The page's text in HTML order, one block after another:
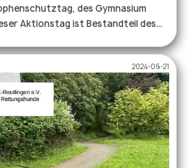
des Gymnasium
Aktionstag ist Bestandteil des
Einblick in die Tätigkeiten der
und durften auch selbst
Hunde ins Versteck gehen. Wir
für die Einladung und den
@stadtgammertingen . . .
#katastrophenschutz
2024-06-21